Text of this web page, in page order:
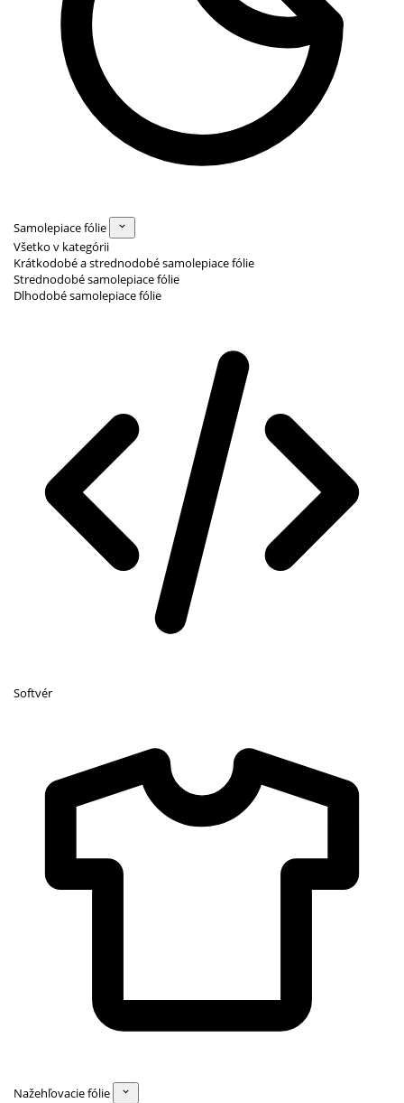
Samolepiace fólie
Všetko v kategórii
Krátkodobé a strednodobé samolepiace fólie
Strednodobé samolepiace fólie
Dlhodobé samolepiace fólie
Softvér
Nažehľovacie fólie